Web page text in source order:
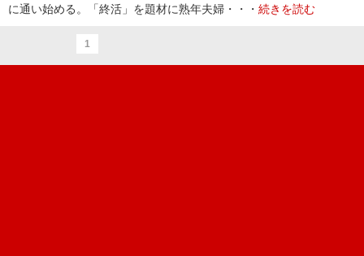
に通い始める。「終活」を題材に熟年夫婦・・・ 続きを読む
1